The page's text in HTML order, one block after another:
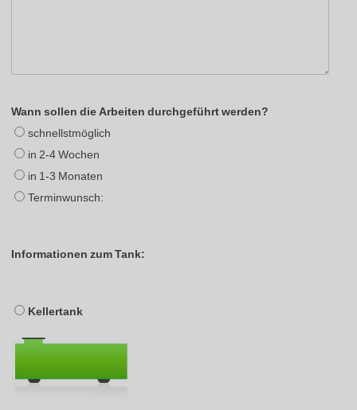
Wann sollen die Arbeiten durchgeführt werden?
schnellstmöglich
in 2-4 Wochen
in 1-3 Monaten
Terminwunsch:
Informationen zum Tank:
Kellertank